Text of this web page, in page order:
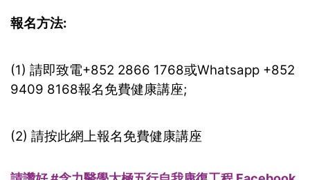
報名方法:
(1) 請即致電+852 2866 1768或Whatsapp +852
9409 8168報名免費健康講座;
(2) 請按此網上報名免費健康講座